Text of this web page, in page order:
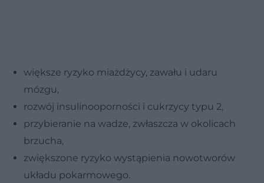
większe ryzyko miażdżycy, zawału i udaru
mózgu,
rozwój insulinooporności i cukrzycy typu 2,
przybieranie na wadze, zwłaszcza w okolicach
brzucha,
zwiększone ryzyko wystąpienia nowotworów
układu pokarmowego.